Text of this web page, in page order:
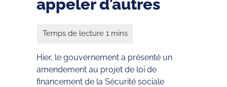
appeler d’autres
Hier, le gouvernement a présenté un
amendement au projet de loi de
financement de la Sécurité sociale